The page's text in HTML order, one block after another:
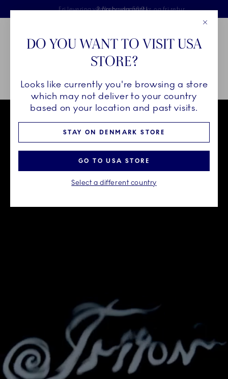
Skip Navigation
Fri levering ved køb over 500 kr. og fri retur
Gratis gaveindpakning
2 års brudgaranti
Royal Copenhagen
Breadcrumb Headlinesss
HjemINSPIRATION Stellenes historier Triton
DO YOU WANT TO VISIT USA
STORE?
Looks like currently you're browsing a store
which may not deliver to your country
based on your location and past visits.
STAY ON DENMARK STORE
GO TO USA STORE
Select a different country